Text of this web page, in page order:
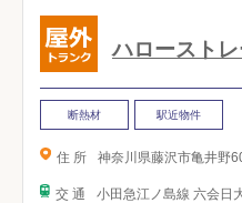
ハロースト
断熱材 駅近物件
住 所 神奈川県藤沢市亀井野
交 通 小田急江ノ島線 六会日